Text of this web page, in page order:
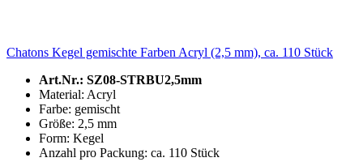
Chatons Kegel gemischte Farben Acryl (2,5 mm), ca. 110 Stück
Art.Nr.: SZ08-STRBU2,5mm
Material: Acryl
Farbe: gemischt
Größe: 2,5 mm
Form: Kegel
Anzahl pro Packung: ca. 110 Stück